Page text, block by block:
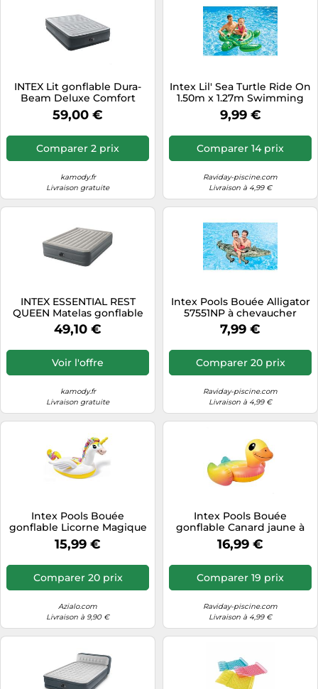
INTEX Lit gonflable Dura-
Beam Deluxe Comfort
Plush 152x203x46 8cm
93769
59,00 €
Comparer 2 prix
kamody.fr
Livraison gratuite
Intex Lil' Sea Turtle Ride On
1.50m x 1.27m Swimming
Pool Beach Toy #57524NP &
56263NP Sprinkle Donut
x 25cm)
9,99 €
Comparer 14 prix
Raviday-piscine.com
Livraison à 4,99 €
INTEX ESSENTIAL REST
QUEEN Matelas gonflable
152 x 203 x 46 cm 64126ND
49,10 €
Voir l'offre
kamody.fr
Livraison gratuite
Intex Pools Bouée Alligator
57551NP à chevaucher
7,99 €
Comparer 20 prix
Raviday-piscine.com
Livraison à 4,99 €
Intex Pools Bouée
gonflable Licorne Magique
à chevaucher 201x140x97
cm 2 poignées de maintien
15,99 €
Comparer 20 prix
Azialo.com
Livraison à 9,90 €
Intex Pools Bouée
gonflable Canard jaune à
chevaucher 2 poignées de
maintien
16,99 €
Comparer 19 prix
Raviday-piscine.com
Livraison à 4,99 €